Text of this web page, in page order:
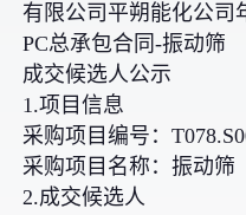
有限公司平朔能化公司
PC总承包合同-振动筛
成交候选人公示
1.项目信息
采购项目编号：
采购项目名称：振动筛
2.成交候选人